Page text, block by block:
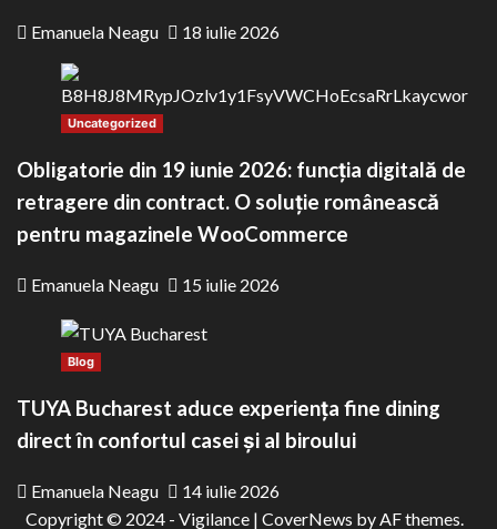
Emanuela Neagu 18 iulie 2026
Uncategorized
Obligatorie din 19 iunie 2026: funcția digitală de
retragere din contract. O soluție românească
pentru magazinele WooCommerce
Emanuela Neagu 15 iulie 2026
Blog
TUYA Bucharest aduce experiența fine dining
direct în confortul casei și al biroului
Emanuela Neagu
14 iulie 2026
Copyright © 2024 - Vigilance | CoverNews by AF themes.